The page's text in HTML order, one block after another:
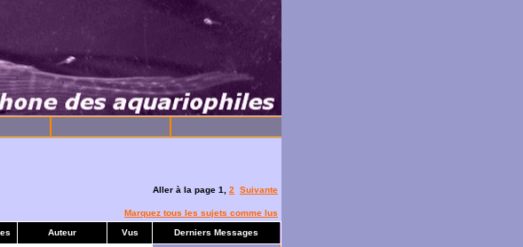
Aller à la page 1 2
Suivante
Marquez tous les sujets comme lus
Auteur Vus Derniers Messages